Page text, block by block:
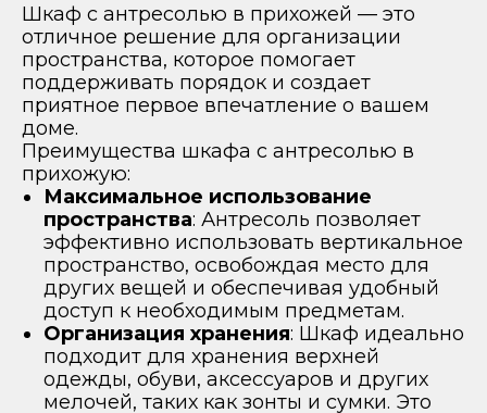
Шкаф с антресолью в прихожей — это
отличное решение для организации
пространства, которое помогает
поддерживать порядок и создает
приятное первое впечатление о вашем
доме.
Преимущества шкафа с антресолью в
прихожую:
Максимальное использование
пространства: Антресоль позволяет
эффективно использовать вертикальное
пространство, освобождая место для
других вещей и обеспечивая удобный
доступ к необходимым предметам.
Организация хранения: Шкаф идеально
подходит для хранения верхней
одежды, обуви, аксессуаров и других
мелочей, таких как зонты и сумки. Это